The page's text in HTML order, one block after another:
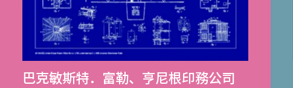
巴克敏斯特．富勒、 亨尼根印務公司